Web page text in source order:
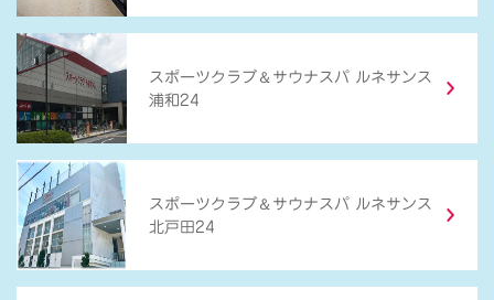
スポーツクラブ ＆ サウナスパ ルネサンス
浦和24
スポーツクラブ ＆ サウナスパ ルネサンス
北戸田24